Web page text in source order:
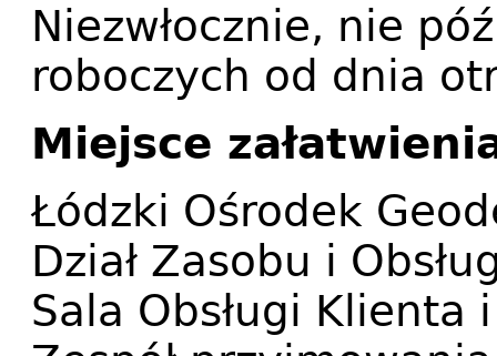
Niezwłocznie, nie
roboczych od dnia
Miejsce
Łódzki Ośrodek
Dział Zasobu i
Sala Obsługi